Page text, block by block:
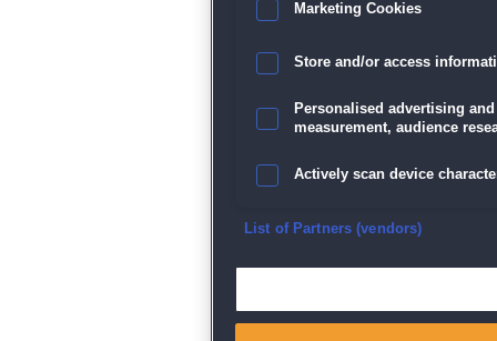
Marketing Cookies
Store and/or access
Personalised advertising
measurement, audience
Actively scan device
Ensure security, prevent
List of Partners (vendors)